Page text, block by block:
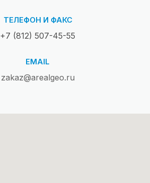
ТЕЛЕФОН И ФАКС
+7 (812) 507-45-55
EMAIL
zakaz@arealgeo.ru